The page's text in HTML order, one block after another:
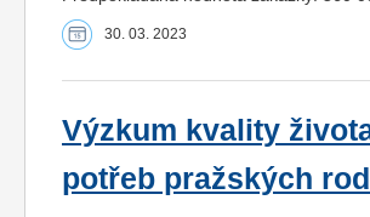
30. 03. 2023
Výzkum kvality
potřeb pražských